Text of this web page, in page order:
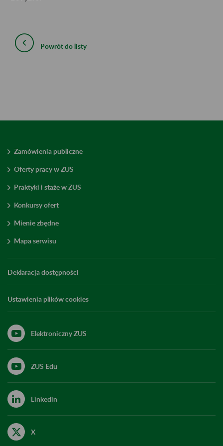
Powrót do listy
Zamówienia publiczne
Oferty pracy w ZUS
Praktyki i staże w ZUS
Konkursy ofert
Mienie zbędne
Mapa serwisu
Deklaracja dostępności
Ustawienia plików cookies
Elektroniczny ZUS
ZUS Edu
Linkedin
X